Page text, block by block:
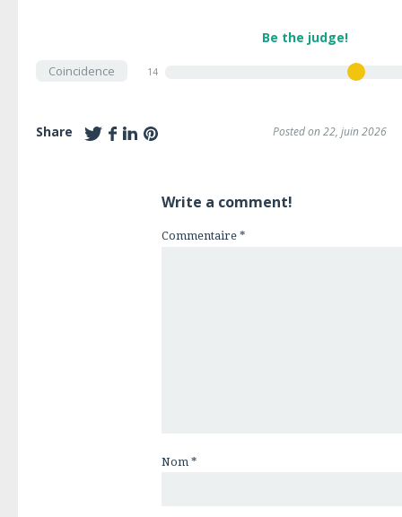
Be the judge!
Coincidence 14
Share Posted on 22, juin 2026
Write a comment!
Commentaire *
Nom *